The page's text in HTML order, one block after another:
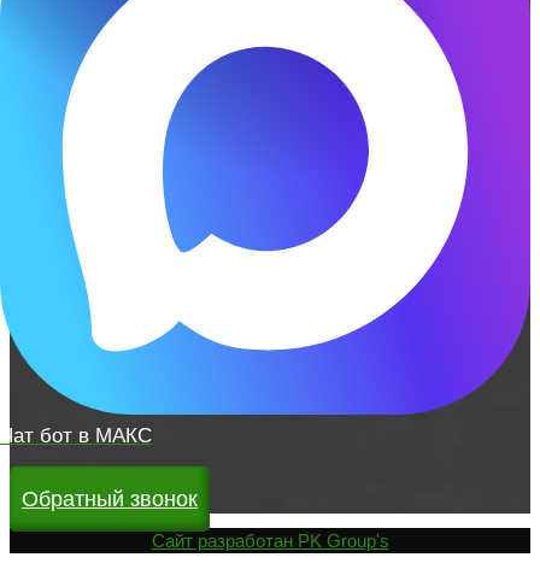
Чат бот в МАКС
Обратный звонок
Cайт разработан PK Group's